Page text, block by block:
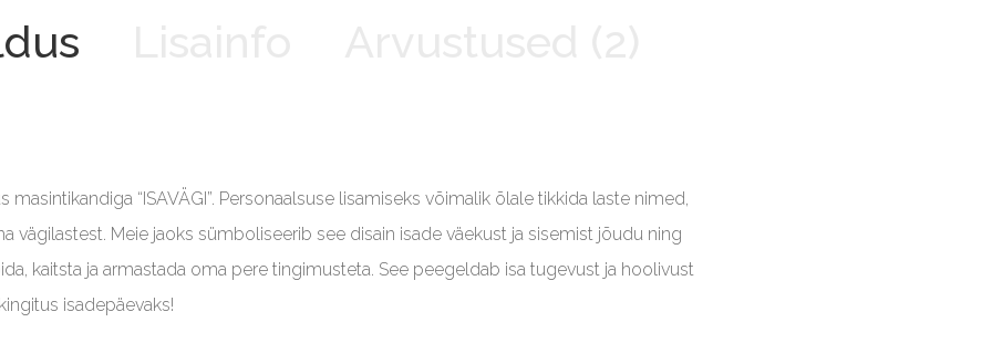
masintikandiga “ISAVÄGI”. Personaalsuse lisamiseks võimalik õlale tikkida laste nimed,
vägilastest. Meie jaoks sümboliseerib see disain isade väekust ja sisemist jõudu ning
kaitsta ja armastada oma pere tingimusteta. See peegeldab isa tugevust ja hoolivust
isadepäevaks!